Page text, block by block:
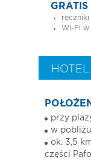
Wi-Fi w
HOTEL
przy
w
ok. 3,5
części